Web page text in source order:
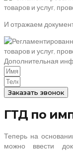
И отражаем
Дополнительная
Заказать звонок
ГТД по
Теперь на
можно ввести